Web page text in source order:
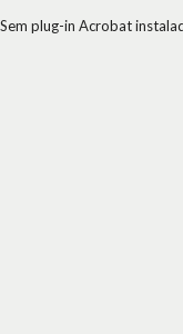
Sem plug-in Acrobat